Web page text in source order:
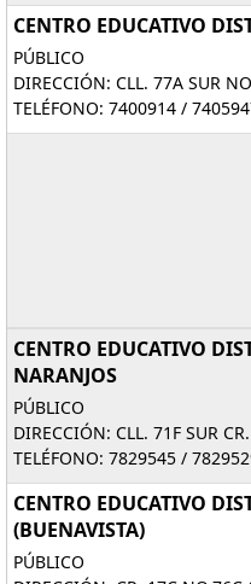
CENTRO EDUCATIVO
PÚBLICO
DIRECCIÓN: CLL. 77A SUR
TELÉFONO: 7400914 /
CENTRO EDUCATIVO
NARANJOS
PÚBLICO
DIRECCIÓN: CLL. 71F SUR
TELÉFONO: 7829545 /
CENTRO EDUCATIVO
(BUENAVISTA)
PÚBLICO